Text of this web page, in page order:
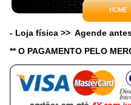
- Loja física >> Agende
** O PAGAMENTO PELO